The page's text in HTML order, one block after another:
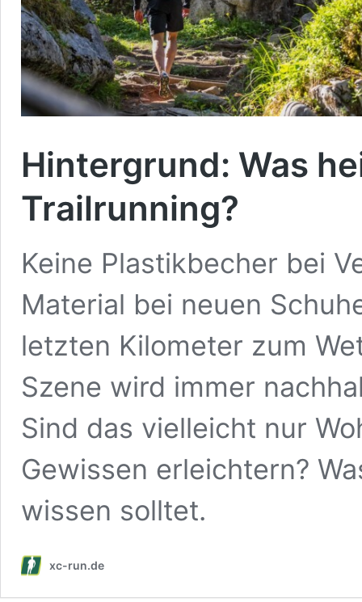
Hintergrund: Was
Trailrunning?
Keine Plastikbecher bei
Material bei neuen
letzten Kilometer zum
Szene wird immer
Sind das vielleicht nur
Gewissen erleichtern?
wissen solltet.
xc-run.de